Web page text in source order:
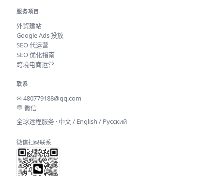
服务项目
外贸建站
Google Ads 投放
SEO 代运营
SEO 优化指南
跨境电商运营
联系
✉480779188@qq.com
💬 微信
全球远程服务 · 中文 / English / Русский
微信扫码联系